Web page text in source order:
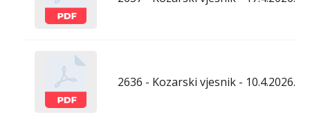
2636 - Kozarski vjesnik - 10.4.2026.